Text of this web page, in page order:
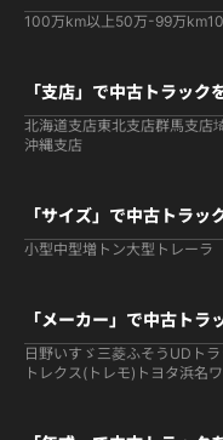
100万km以上50万-99万km
「支店」で中古トラック
北海道支店東北支店群馬支店
沖縄支店
「サイズ」で中古トラッ
小型中型増トン大型 トレーラ
「メーカー」で中古トラ
日野いすゞ 三菱ふそう UDト
トレクス(トレモ) トヨタ浜名